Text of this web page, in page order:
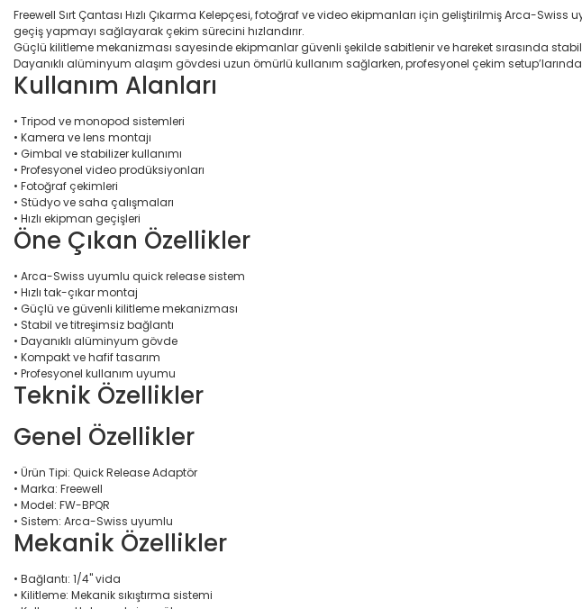
Freewell Sırt Çantası Hızlı Çıkarma Kelepçesi, fotoğraf ve video ekipmanları için geliştirilmiş Arca-
geçiş yapmayı sağlayarak çekim sürecini hızlandırır.
Güçlü kilitleme mekanizması sayesinde ekipmanlar güvenli şekilde sabitlenir ve hareket sırasında
Dayanıklı alüminyum alaşım gövdesi uzun ömürlü kullanım sağlarken, profesyonel çekim
Kullanım Alanları
• Tripod ve monopod sistemleri
• Kamera ve lens montajı
• Gimbal ve stabilizer kullanımı
• Profesyonel video prodüksiyonları
• Fotoğraf çekimleri
• Stüdyo ve saha çalışmaları
• Hızlı ekipman geçişleri
Öne Çıkan Özellikler
• Arca-Swiss uyumlu quick release sistem
• Hızlı tak-çıkar montaj
• Güçlü ve güvenli kilitleme mekanizması
• Stabil ve titreşimsiz bağlantı
• Dayanıklı alüminyum gövde
• Kompakt ve hafif tasarım
• Profesyonel kullanım uyumu
Teknik Özellikler
Genel Özellikler
• Ürün Tipi: Quick Release Adaptör
• Marka: Freewell
• Model: FW-BPQR
• Sistem: Arca-Swiss uyumlu
Mekanik Özellikler
• Bağlantı: 1/4" vida
• Kilitleme: Mekanik sıkıştırma sistemi